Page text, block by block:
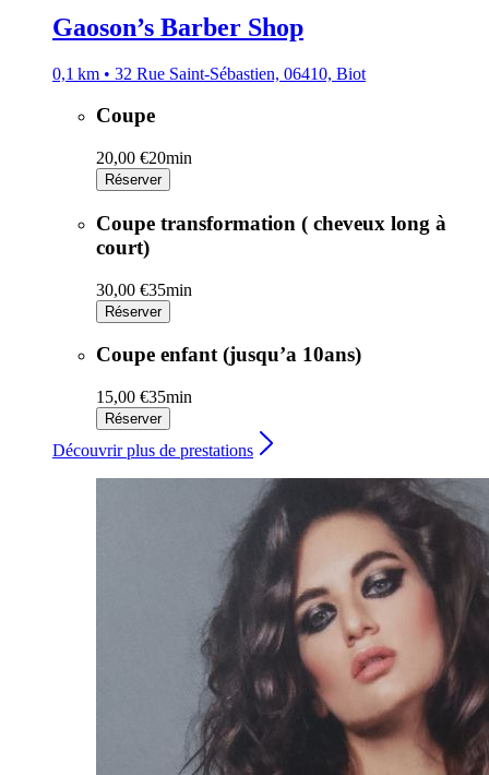
Gaoson’s Barber Shop
0,1 km • 32 Rue Saint-Sébastien, 06410, Biot
Coupe
20,00 €20min
Réserver
Coupe transformation ( cheveux long à
court)
30,00 €35min
Réserver
Coupe enfant (jusqu’a 10ans)
15,00 €35min
Réserver
Découvrir plus de prestations